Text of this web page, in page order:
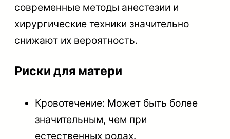
современные методы анестезии и
хирургические техники значительно
снижают их вероятность.
Риски для матери
Кровотечение: Может быть более
значительным, чем при
естественных родах.